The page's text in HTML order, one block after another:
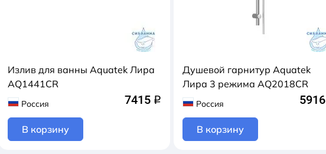
Излив для ванны Aquatek Лира
AQ1441CR
Россия 7415 q
В корзину
Душевой гарнитур Aquatek
Лира 3 режима AQ2018CR
Россия 5916
В корзину